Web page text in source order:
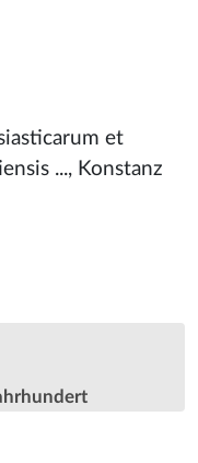
et
..., Konstanz